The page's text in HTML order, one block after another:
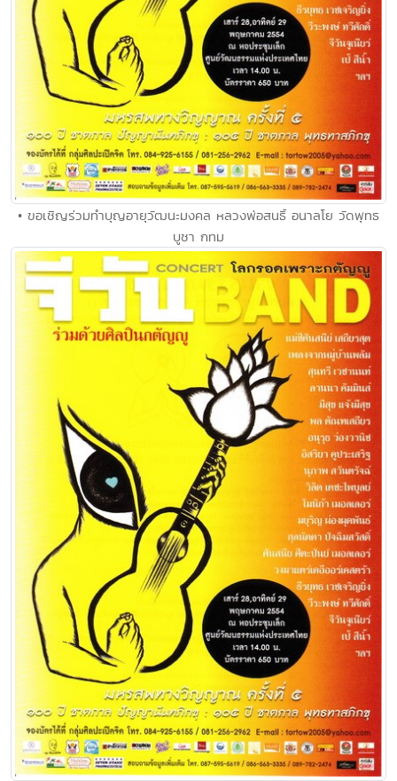
• ขอเชิญร่วมทำบุญอายุวัฒนะมงคล หลวงพ่อสนธิ์ อนาลโย วัดพุทธ
บูชา กทม